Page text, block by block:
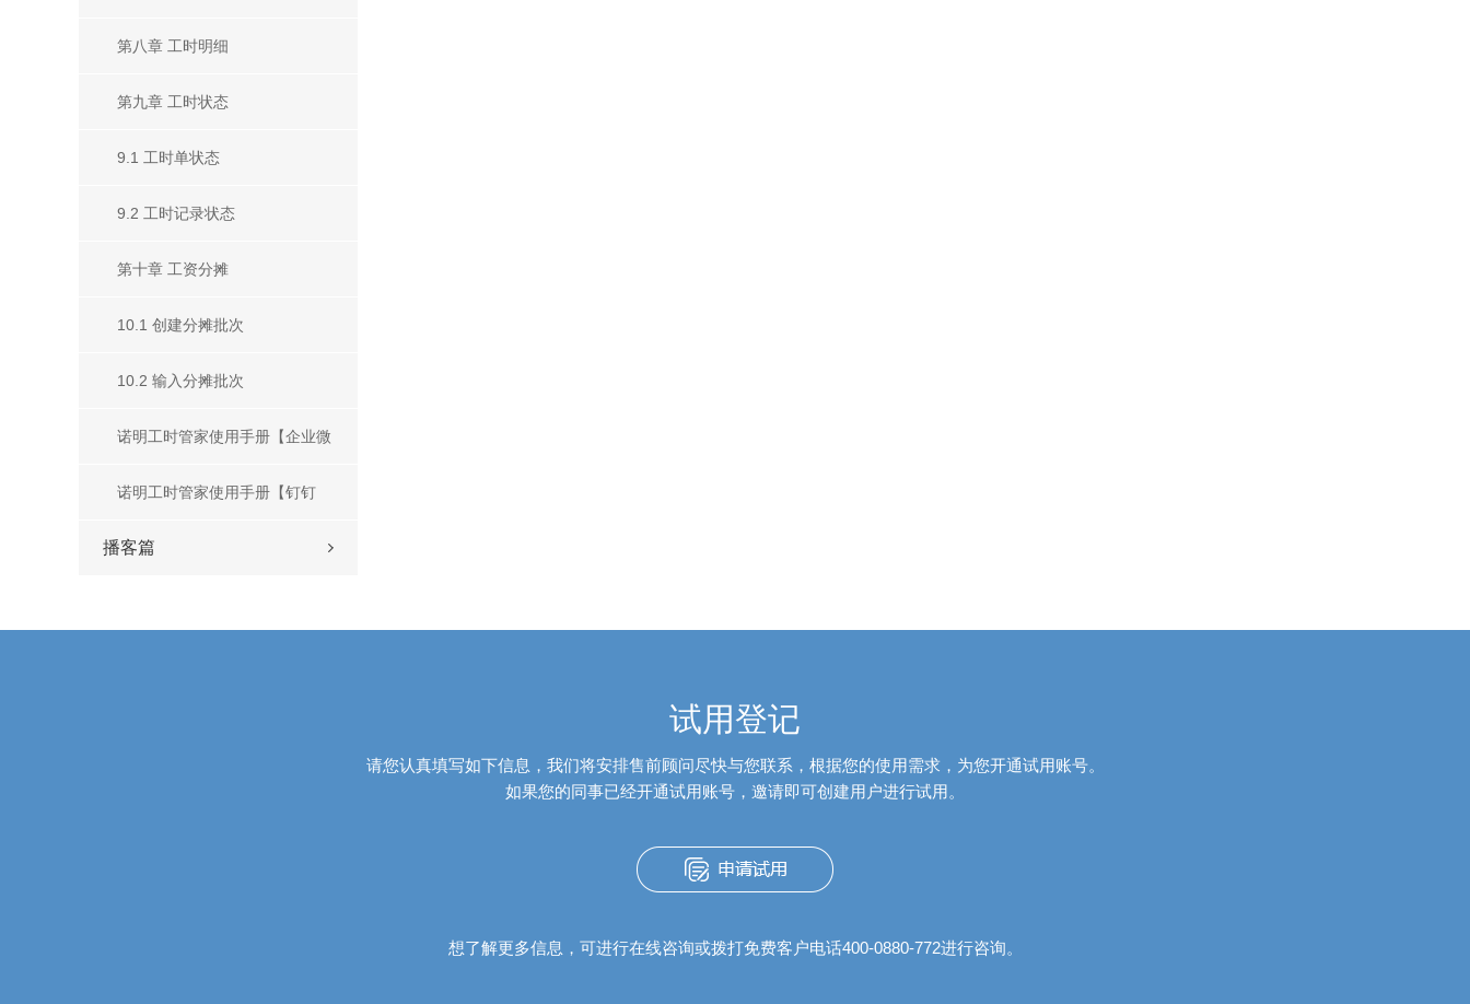
第八章 工时明细
第九章 工时状态
9.1 工时单状态
9.2 工时记录状态
第十章 工资分摊
10.1 创建分摊批次
10.2 输入分摊批次
诺明工时管家使用手册【企业微
信版】
诺明工时管家使用手册【钉钉
版】
播客篇
试用登记
请您认真填写如下信息，我们将安排售前顾问尽快与您联系，根据您的使用需求，为您开通试用账号。
如果您的同事已经开通试用账号，邀请即可创建用户进行试用。
想了解更多信息，可进行在线咨询或拨打免费客户电话400-0880-772进行咨询。